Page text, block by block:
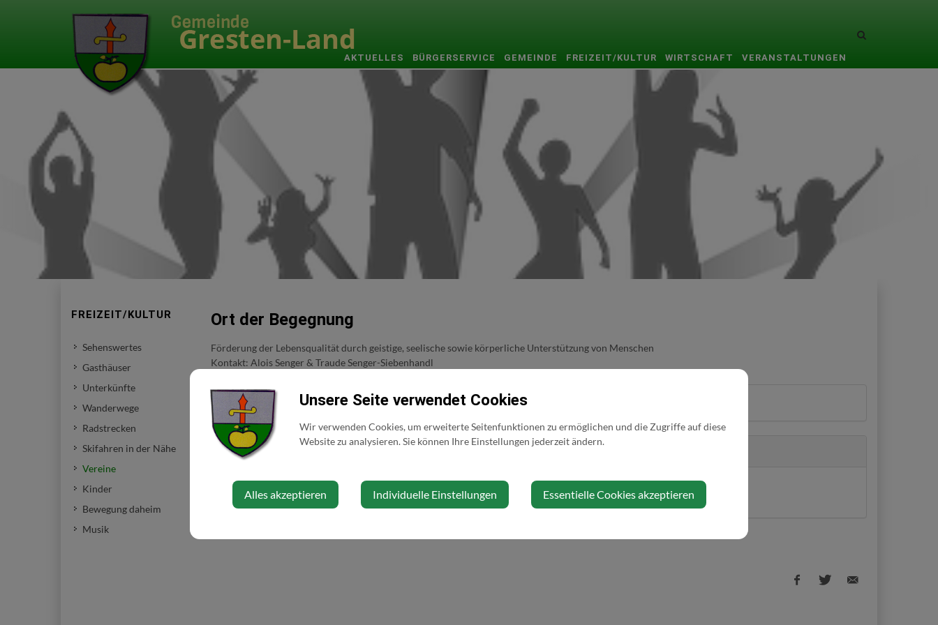
Site
AKTUELLES BÜRGERSERVICE GEMEINDE FREIZEIT/KULTUR WIRTSCHAFT VERANSTALTUNGEN
Ort der Begegnung
Förderung der Lebensqualität durch geistige, seelische sowie körperliche Unterstützung von Menschen
Kontakt: Alois Senger & Traude Senger-Siebenhandl
Kontakt
07487/7621
ortderbegegnung@aon.at
http://www.ortderbegegnung.at
3264 Gresten
FREIZEIT/KULTUR
Sehenswertes
Gasthäuser
Unterkünfte
Wanderwege
Radstrecken
Skifahren in der Nähe
Vereine
Kinder
Bewegung daheim
Musik
Unsere Seite verwendet Cookies
Wir verwenden Cookies, um erweiterte Seitenfunktionen zu ermöglichen und die Zugriffe auf diese
Website zu analysieren. Sie können Ihre Einstellungen jederzeit ändern.
Alles akzeptieren Individuelle Einstellungen Essentielle Cookies akzeptieren